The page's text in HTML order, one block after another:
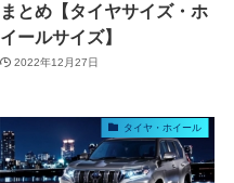
まとめ【タイヤサイズ・ホ
イールサイズ】
2022年12月27日
タイヤ・ホイール